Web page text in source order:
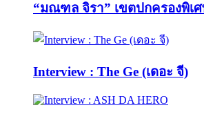
“มณฑล จิรา” เขตปกครองพิเ
Interview : The Ge (เดอะ จี)